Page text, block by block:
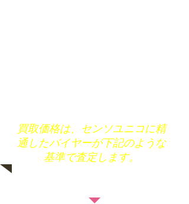
買取価格は、センソユニコに精
通したバイヤーが下記のような
基準で査定します。